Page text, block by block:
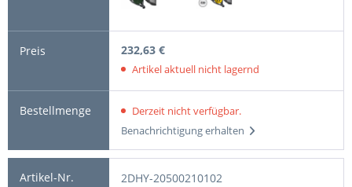
232,63 €
Artikel aktuell nicht lagernd
Derzeit nicht verfügbar.
Benachrichtigung erhalten
2DHY-20500210102